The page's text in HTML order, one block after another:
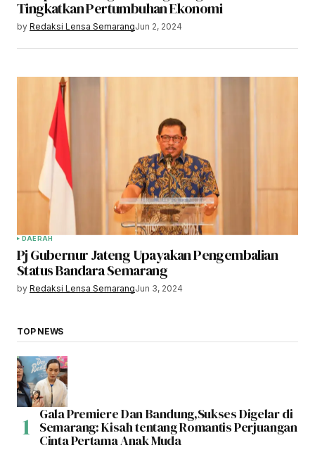
Tingkatkan Pertumbuhan Ekonomi
by Redaksi Lensa SemarangJun 2, 2024
DAERAH
Pj Gubernur Jateng Upayakan Pengembalian
Status Bandara Semarang
by Redaksi Lensa SemarangJun 3, 2024
TOP NEWS
Gala Premiere Dan Bandung,Sukses Digelar di
Semarang: Kisah tentang Romantis Perjuangan
Cinta Pertama Anak Muda